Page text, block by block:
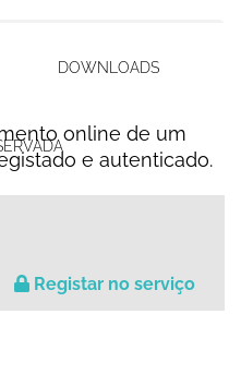
DOWNLOADS
online de um
e autenticado.
Registar no serviço